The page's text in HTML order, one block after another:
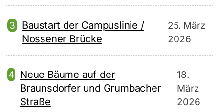
Baustart der Campuslinie /
Nossener Brücke
25. März
2026
Neue Bäume auf der
Braunsdorfer und Grumbacher
Straße
18.
März
2026